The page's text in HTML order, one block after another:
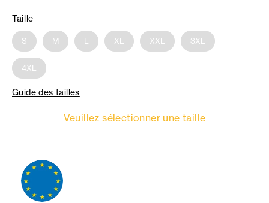
Taille
S M L XL XXL 3XL
4XL
Guide des tailles
Veuillez sélectionner une taille